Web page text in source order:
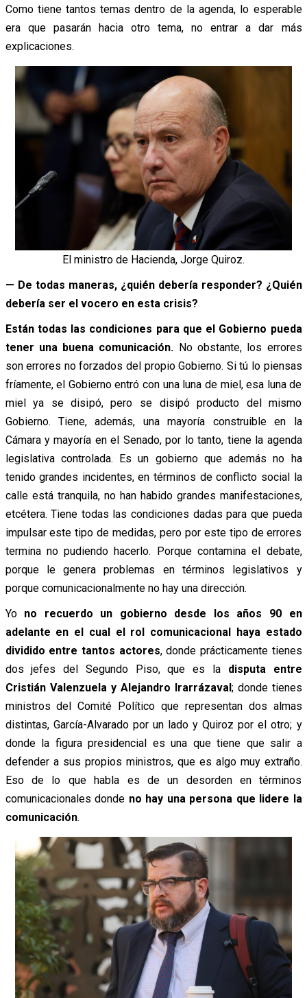
Como tiene tantos temas dentro de la agenda, lo esperable
era que pasarán hacia otro tema, no entrar a dar más
explicaciones.
El ministro de Hacienda, Jorge Quiroz.
— De todas maneras, ¿quién debería responder? ¿Quién
debería ser el vocero en esta crisis?
Están todas las condiciones para que el Gobierno pueda
tener una buena comunicación. No obstante, los errores
son errores no forzados del propio Gobierno. Si tú lo piensas
fríamente, el Gobierno entró con una luna de miel, esa luna de
miel ya se disipó, pero se disipó producto del mismo
Gobierno. Tiene, además, una mayoría construible en la
Cámara y mayoría en el Senado, por lo tanto, tiene la agenda
legislativa controlada. Es un gobierno que además no ha
tenido grandes incidentes, en términos de conflicto social la
calle está tranquila, no han habido grandes manifestaciones,
etcétera. Tiene todas las condiciones dadas para que pueda
impulsar este tipo de medidas, pero por este tipo de errores
termina no pudiendo hacerlo. Porque contamina el debate,
porque le genera problemas en términos legislativos y
porque comunicacionalmente no hay una dirección.
Yo no recuerdo un gobierno desde los años 90 en
adelante en el cual el rol comunicacional haya estado
dividido entre tantos actores, donde prácticamente tienes
dos jefes del Segundo Piso, que es ladisputa entre
Cristián Valenzuela y Alejandro Irarrázaval ; donde tienes
ministros del Comité Político que representan dos almas
distintas, García-Alvarado por un lado y Quiroz por el otro; y
donde la figura presidencial es una que tiene que salir a
defender a sus propios ministros, que es algo muy extraño.
Eso de lo que habla es de un desorden en términos
comunicacionales donde no hay una persona que lidere la
comunicación.